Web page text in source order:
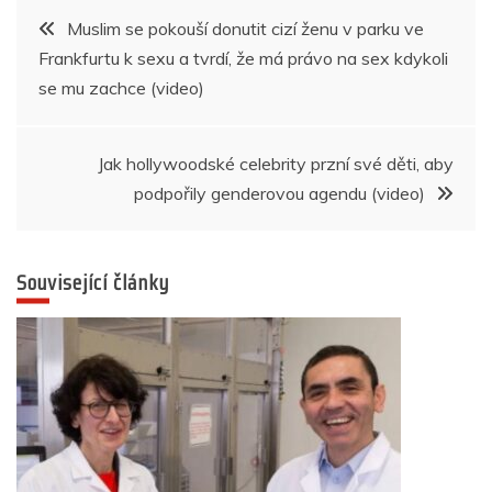
o
o
p
p
g
er
n
m
Navigace
pro
Muslim se pokouší donutit cizí ženu v parku ve
Frankfurtu k sexu a tvrdí, že má právo na sex kdykoli
se mu zachce (video)
Jak hollywoodské celebrity przní své děti, aby
podpořily genderovou agendu (video)
Související články